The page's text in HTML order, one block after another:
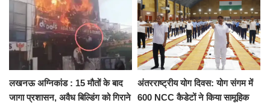
लखनऊ अग्निकांड : 15 मौतों के बाद
जागा प्रशासन, अवैध बिल्डिंग को गिराने
अंतरराष्ट्रीय योग दिवस: योग संगम में
600 NCC कैडेटों ने किया सामूहिक